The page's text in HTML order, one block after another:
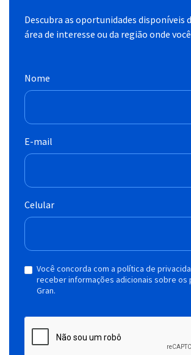
Descubra as oportunidades disponíveis
área de interesse ou da região onde
Nome
E-mail
Celular
Você concorda com a política de
receber informações adicionais sobre os
Gran.